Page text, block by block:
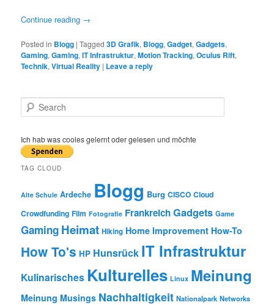
Continue reading →
Posted in Blogg |Tagged 3D Grafik, Blogg,Gadget,Gadgets,
Gaming,Gaming,IT Infrastruktur,Motion Tracking,Oculus Rift,
Technik,Virtual Reality | Leave a reply
e
r
c
h
Ich hab was cooles gelernt oder gelesen und möchte
TAG CLOUD
Alte Schule Ardeche Blogg Burg CISCO Cloud
Crowdfunding Film Fotografie FrankreichGadgets Game
Gaming Heimat Hiking Home Improvement How-To
How To's HP Hunsrück IT Infrastruktur
Kulinarisches Kulturelles Linux Meinung
Meinung Musings Nachhaltigkeit Nationalpark Networks